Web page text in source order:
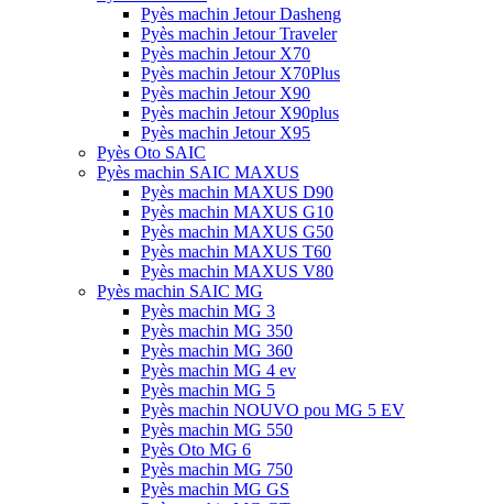
Pyès machin Jetour Dasheng
Pyès machin Jetour Traveler
Pyès machin Jetour X70
Pyès machin Jetour X70Plus
Pyès machin Jetour X90
Pyès machin Jetour X90plus
Pyès machin Jetour X95
Pyès Oto SAIC
Pyès machin SAIC MAXUS
Pyès machin MAXUS D90
Pyès machin MAXUS G10
Pyès machin MAXUS G50
Pyès machin MAXUS T60
Pyès machin MAXUS V80
Pyès machin SAIC MG
Pyès machin MG 3
Pyès machin MG 350
Pyès machin MG 360
Pyès machin MG 4 ev
Pyès machin MG 5
Pyès machin NOUVO pou MG 5 EV
Pyès machin MG 550
Pyès Oto MG 6
Pyès machin MG 750
Pyès machin MG GS